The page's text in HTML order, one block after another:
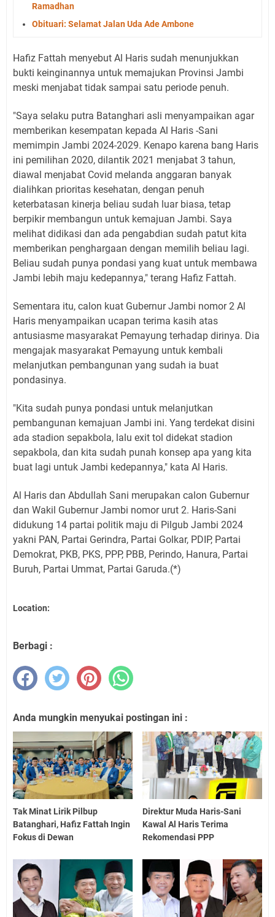
Ramadhan
Obituari: Selamat Jalan Uda Ade Ambone
Hafiz Fattah menyebut Al Haris sudah menunjukkan
bukti keinginannya untuk memajukan Provinsi Jambi
meski menjabat tidak sampai satu periode penuh.
"Saya selaku putra Batanghari asli menyampaikan agar
memberikan kesempatan kepada Al Haris -Sani
memimpin Jambi 2024-2029. Kenapo karena bang Haris
ini pemilihan 2020, dilantik 2021 menjabat 3 tahun,
diawal menjabat Covid melanda anggaran banyak
dialihkan prioritas kesehatan, dengan penuh
keterbatasan kinerja beliau sudah luar biasa, tetap
berpikir membangun untuk kemajuan Jambi. Saya
melihat didikasi dan ada pengabdian sudah patut kita
memberikan penghargaan dengan memilih beliau lagi.
Beliau sudah punya pondasi yang kuat untuk membawa
Jambi lebih maju kedepannya," terang Hafiz Fattah.
Sementara itu, calon kuat Gubernur Jambi nomor 2 Al
Haris menyampaikan ucapan terima kasih atas
antusiasme masyarakat Pemayung terhadap dirinya. Dia
mengajak masyarakat Pemayung untuk kembali
melanjutkan pembangunan yang sudah ia buat
pondasinya.
"Kita sudah punya pondasi untuk melanjutkan
pembangunan kemajuan Jambi ini. Yang terdekat disini
ada stadion sepakbola, lalu exit tol didekat stadion
sepakbola, dan kita sudah punah konsep apa yang kita
buat lagi untuk Jambi kedepannya," kata Al Haris.
Al Haris dan Abdullah Sani merupakan calon Gubernur
dan Wakil Gubernur Jambi nomor urut 2. Haris-Sani
didukung 14 partai politik maju di Pilgub Jambi 2024
yakni PAN, Partai Gerindra, Partai Golkar, PDIP, Partai
Demokrat, PKB, PKS, PPP, PBB, Perindo, Hanura, Partai
Buruh, Partai Ummat, Partai Garuda.(*)
Location:
Berbagi :
Anda mungkin menyukai postingan ini :
Tak Minat Lirik Pilbup
Batanghari, Hafiz Fattah Ingin
Fokus di Dewan
Direktur Muda Haris-Sani
Kawal Al Haris Terima
Rekomendasi PPP